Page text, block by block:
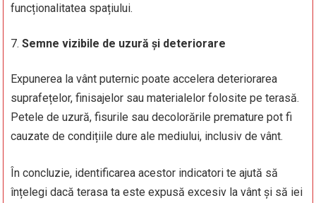
funcționalitatea spațiului.
Semne vizibile de uzură și deteriorare
Expunerea la vânt puternic poate accelera deteriorarea
suprafețelor, finisajelor sau materialelor folosite pe terasă.
Petele de uzură, fisurile sau decolorările premature pot fi
cauzate de condițiile dure ale mediului, inclusiv de vânt.
În concluzie, identificarea acestor indicatori te ajută să
înțelegi dacă terasa ta este expusă excesiv la vânt și să iei